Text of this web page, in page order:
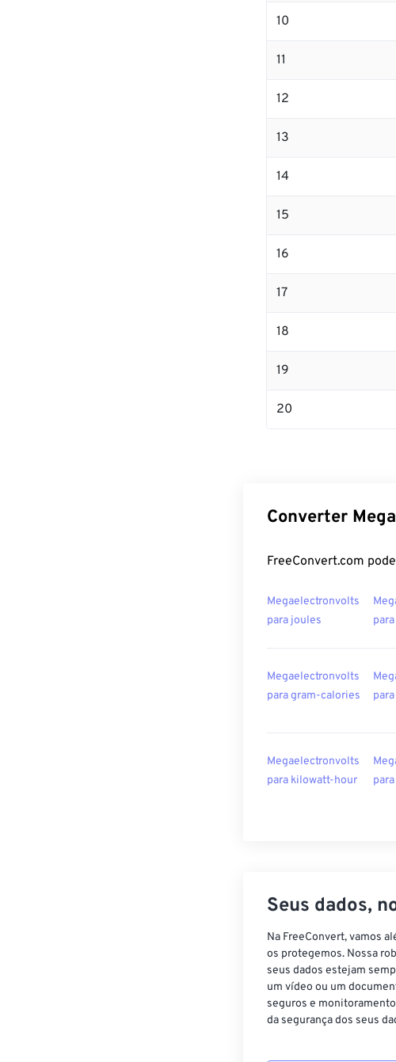
10
11
12
13
14
15
16
17
18
19
20
Converter
FreeConvert.com
Megaelectronvolts
para joules
Megaelectronvolts
para gram-calories
Megaelectronvolts
para kilowatt-hour
Seus dados,
Na FreeConvert, vamos
os protegemos. Nossa
seus dados estejam
um vídeo ou um
seguros e
da segurança dos seus